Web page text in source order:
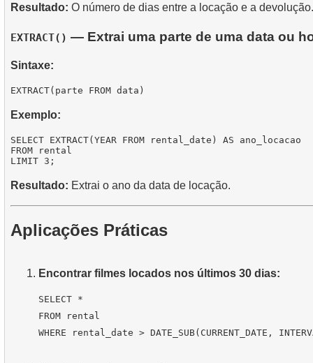
Resultado: O número de dias entre a locação e a devolução.
EXTRACT() — Extrai uma parte de uma data ou
Sintaxe:
Exemplo:
SELECT EXTRACT(YEAR FROM rental_date) AS ano_locacao
FROM rental
Resultado: Extrai o ano da data de locação.
Aplicações Práticas
Encontrar filmes locados nos últimos 30 dias:
SELECT *
FROM rental